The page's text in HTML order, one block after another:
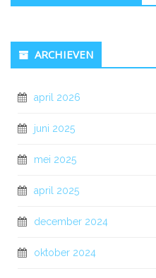
ARCHIEVEN
april 2026
juni 2025
mei 2025
april 2025
december 2024
oktober 2024